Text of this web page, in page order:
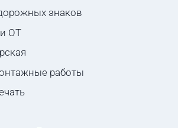
знаков
ОТ
работы